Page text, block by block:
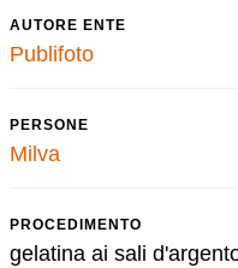
AUTORE ENTE
Publifoto
PERSONE
Milva
PROCEDIMENTO
gelatina ai sali